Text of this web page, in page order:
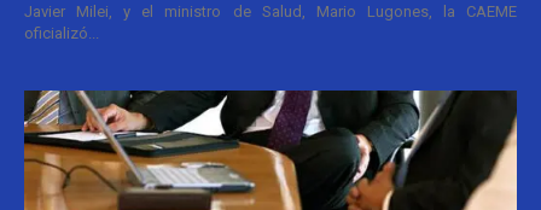
Javier Milei, y el ministro de Salud, Mario Lugones, la CAEME
oficializó...